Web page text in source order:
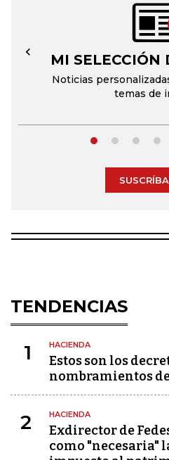
MI SELECCIÓN
Noticias
temas de
←
TENDENCIAS
1 HACIENDA
Estos son los
nombramientos
2 HACIENDA
Exdirector de
como "necesaria"